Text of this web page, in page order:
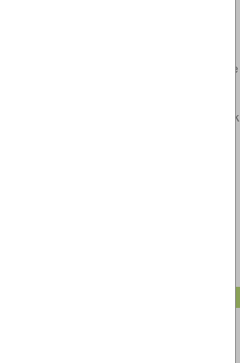
ebenfalls Witze -Fan ist? Sie möchten
mit einem guten Tipp beglücken? Dann
www.witzarchiv.net weiter zu
wir uns natürlich über eine Verlinkung, die
Angebot bekannter macht.
Spaß mit unseren Witzen und besten Dank